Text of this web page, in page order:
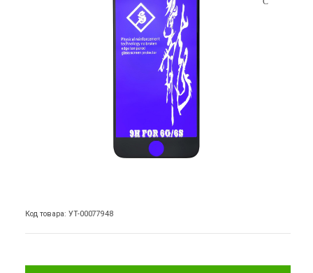
Код товара: УТ-00077948